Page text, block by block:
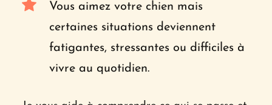
Vous aimez votre chien mais
certaines situations deviennent
fatigantes, stressantes ou difficiles à
vivre au quotidien.